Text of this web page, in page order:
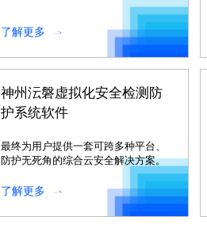
了解更多
神州沄磐虚拟化安全检测防
护系统软件
最终为用户提供一套可跨多种平台、
防护无死角的综合云安全解决方案。
了解更多